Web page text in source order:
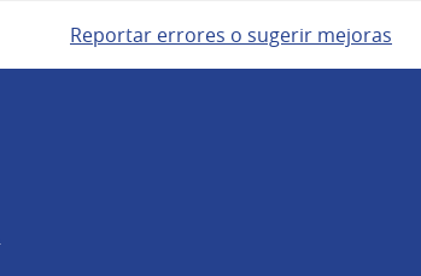
Reportar errores o sugerir mejoras